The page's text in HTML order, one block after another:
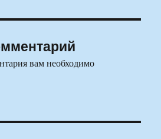
вам необходимо